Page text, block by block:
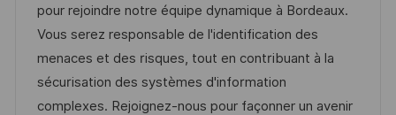
i
o
n
d
D
a
t
e
d
e
g
o
r
y
pour rejoindre notre équipe dynamique à Bordeaux.
Vous serez responsable de l'identification des
menaces et des risques, tout en contribuant à la
sécurisation des systèmes d'information
complexes. Rejoignez-nous pour façonner un avenir